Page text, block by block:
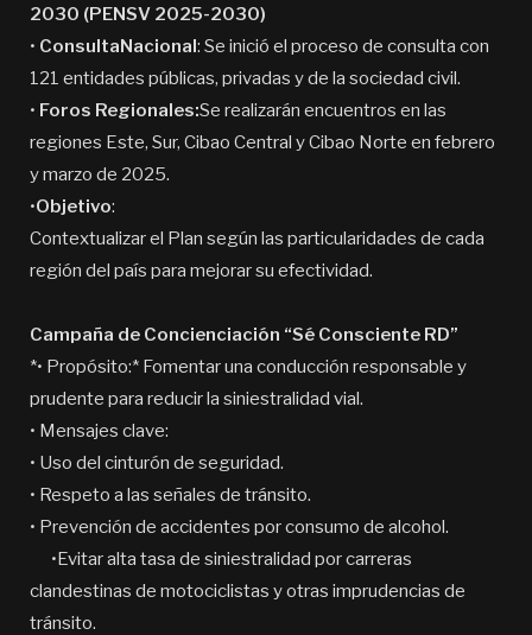
2030 (PENSV 2025-2030)
• ConsultaNacional: Se inició el proceso de consulta con
121 entidades públicas, privadas y de la sociedad civil.
• Foros Regionales:Se realizarán encuentros en las
regiones Este, Sur, Cibao Central y Cibao Norte en febrero
y marzo de 2025.
•Objetivo:
Contextualizar el Plan según las particularidades de cada
región del país para mejorar su efectividad.
Campaña de Concienciación “Sé Consciente RD”
*• Propósito:* Fomentar una conducción responsable y
prudente para reducir la siniestralidad vial.
• Mensajes clave:
• Uso del cinturón de seguridad.
• Respeto a las señales de tránsito.
• Prevención de accidentes por consumo de alcohol.
•Evitar alta tasa de siniestralidad por carreras
clandestinas de motociclistas y otras imprudencias de
tránsito.